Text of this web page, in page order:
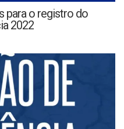
para o registro do
2022